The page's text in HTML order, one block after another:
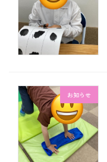
お知らせ